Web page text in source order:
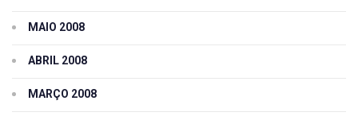
MAIO 2008
ABRIL 2008
MARÇO 2008